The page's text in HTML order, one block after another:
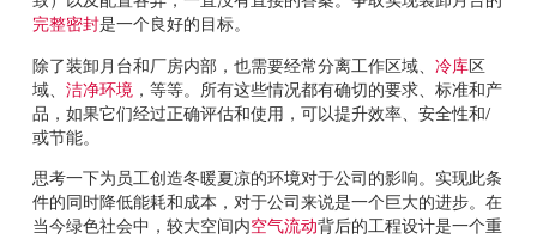
ASIA PACIFIC
English
MIDDLE EAST/AFRICA
查找销售代表
完整密封是一个良好的目标。
除了装卸月台和厂房内部，也需要经常分离工作区域、 冷库区
域、 洁净环境，等等。所有这些情况都有确切的要求、标准和产
品，如果它们经过正确评估和使用，可以提升效率、安全性和/
或节能。
思考一下为员工创造冬暖夏凉的环境对于公司的影响。实现此条
件的同时降低能耗和成本，对于公司来说是一个巨大的进步。在
当今绿色社会中，较大空间内空气流动背后的工程设计是一个重